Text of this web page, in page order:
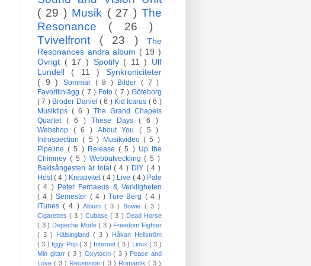
( 29 ) Musik ( 27 )The
Resonance ( 26 )
Tvivelfront ( 23 )
The
Resonances andra album ( 19 )
Övrigt ( 17 ) Spotify ( 11 ) Ulf
Lundell ( 11 ) Synkroniciteter
( 9 ) Sommar ( 8 ) Bilder( 7 )
Favoritinlägg( 7 ) Foto( 7 ) Göteborg
( 7 ) Broder Daniel ( 6 ) Kid Icarus ( 6 )
Musiktips( 6 ) The Grand Chapels
Quartet ( 6 ) These Days ( 6 )
Webshop ( 6 ) About You( 5 )
Introspection( 5 ) Musikvideo ( 5 )
Pipeline( 5 ) Release( 5 ) Up the
Chimney ( 5 ) Webbutveckling( 5 )
Bakisångesten är total( 4 ) DIY ( 4 )
Höst( 4 ) Kreativitet( 4 ) Live ( 4 ) Pale
( 4 ) Peter Fernaeus & Verkligheten
( 4 )Semester ( 4 ) Ture Berg ( 4 )
iTunes( 4 ) Album ( 3 ) Bowie ( 3 )
Cigarettes( 3 ) Cubase( 3 ) Dead Horse
( 3 ) Depeche Mode( 3 ) Freedom Fighter
( 3 ) Hälsingland ( 3 ) Håkan Hellström
( 3 ) Iggy Pop ( 3 ) Internet( 3 ) Linux ( 3 )
Min gitarr( 3 ) Oxytocin( 3 ) Peace and
Love( 3 ) Recension( 3 ) Romantik ( 3 )